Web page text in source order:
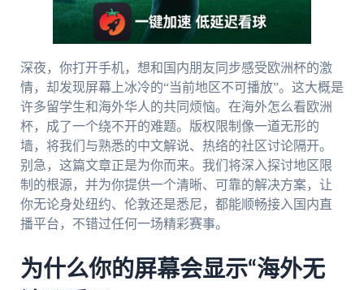
深夜，你打开手机，想和国内朋友同步感受欧洲杯的激
情，却发现屏幕上冰冷的“当前地区不可播放”。这大概是
许多留学生和海外华人的共同烦恼。在海外怎么看欧洲
杯，成了一个绕不开的难题。版权限制像一道无形的
墙，将我们与熟悉的中文解说、热络的社区讨论隔开。
别急，这篇文章正是为你而来。我们将深入探讨地区限
制的根源，并为你提供一个清晰、可靠的解决方案，让
你无论身处纽约、伦敦还是悉尼，都能顺畅接入国内直
播平台，不错过任何一场精彩赛事。
为什么你的屏幕会显示“海外无